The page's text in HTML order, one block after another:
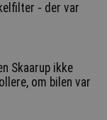
- der var
Skaarup ikke
om bilen var